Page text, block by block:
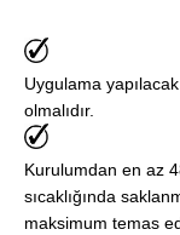
Uygulama
olmalıdır.
Kurulumdan en az
sıcaklığında
maksimum temas